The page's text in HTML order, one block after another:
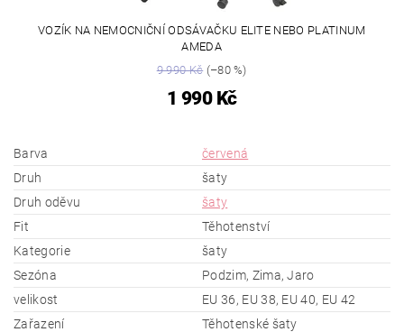
VOZÍK NA NEMOCNIČNÍ ODSÁVAČKU ELITE NEBO PLATINUM
AMEDA
9 990 Kč(–80 %)
1 990 Kč
Barva
červená
Druh
šaty
Druh oděvu
šaty
Fit
Těhotenství
Kategorie
šaty
Sezóna
Podzim, Zima, Jaro
velikost
EU 36, EU 38, EU 40, EU 42
Zařazení
Těhotenské šaty